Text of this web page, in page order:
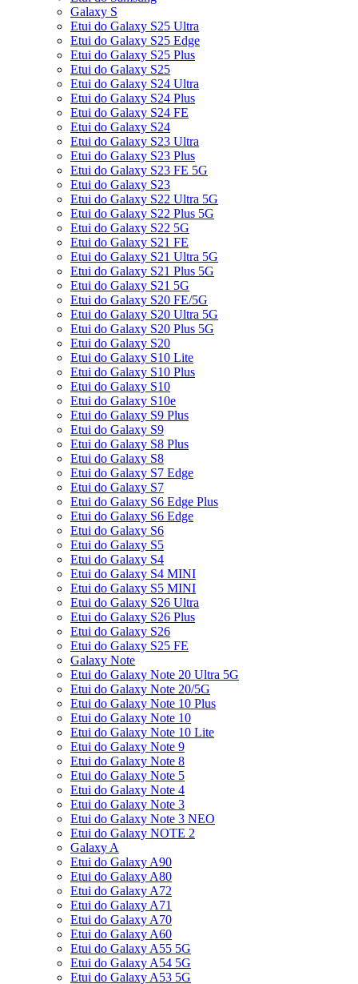
Galaxy S
Etui do Galaxy S25 Ultra
Etui do Galaxy S25 Edge
Etui do Galaxy S25 Plus
Etui do Galaxy S25
Etui do Galaxy S24 Ultra
Etui do Galaxy S24 Plus
Etui do Galaxy S24 FE
Etui do Galaxy S24
Etui do Galaxy S23 Ultra
Etui do Galaxy S23 Plus
Etui do Galaxy S23 FE 5G
Etui do Galaxy S23
Etui do Galaxy S22 Ultra 5G
Etui do Galaxy S22 Plus 5G
Etui do Galaxy S22 5G
Etui do Galaxy S21 FE
Etui do Galaxy S21 Ultra 5G
Etui do Galaxy S21 Plus 5G
Etui do Galaxy S21 5G
Etui do Galaxy S20 FE/5G
Etui do Galaxy S20 Ultra 5G
Etui do Galaxy S20 Plus 5G
Etui do Galaxy S20
Etui do Galaxy S10 Lite
Etui do Galaxy S10 Plus
Etui do Galaxy S10
Etui do Galaxy S10e
Etui do Galaxy S9 Plus
Etui do Galaxy S9
Etui do Galaxy S8 Plus
Etui do Galaxy S8
Etui do Galaxy S7 Edge
Etui do Galaxy S7
Etui do Galaxy S6 Edge Plus
Etui do Galaxy S6 Edge
Etui do Galaxy S6
Etui do Galaxy S5
Etui do Galaxy S4
Etui do Galaxy S4 MINI
Etui do Galaxy S5 MINI
Etui do Galaxy S26 Ultra
Etui do Galaxy S26 Plus
Etui do Galaxy S26
Etui do Galaxy S25 FE
Galaxy Note
Etui do Galaxy Note 20 Ultra 5G
Etui do Galaxy Note 20/5G
Etui do Galaxy Note 10 Plus
Etui do Galaxy Note 10
Etui do Galaxy Note 10 Lite
Etui do Galaxy Note 9
Etui do Galaxy Note 8
Etui do Galaxy Note 5
Etui do Galaxy Note 4
Etui do Galaxy Note 3
Etui do Galaxy Note 3 NEO
Etui do Galaxy NOTE 2
Galaxy A
Etui do Galaxy A90
Etui do Galaxy A80
Etui do Galaxy A72
Etui do Galaxy A71
Etui do Galaxy A70
Etui do Galaxy A60
Etui do Galaxy A55 5G
Etui do Galaxy A54 5G
Etui do Galaxy A53 5G